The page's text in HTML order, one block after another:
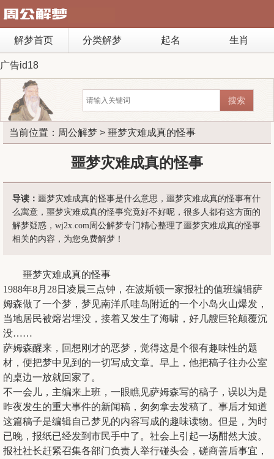
解梦首页 分类解梦 起名 生肖
广告id18
当前位置： 周公解梦 > 噩梦灾难成真的怪事
噩梦灾难成真的怪事
导读： 噩梦灾难成真的怪事是什么意思，噩梦灾难成真的怪事有什
么寓意，噩梦灾难成真的怪事究竟好不好呢，很多人都有这方面的
解梦疑惑，wj2x.com周公解梦专门精心整理了噩梦灾难成真的怪事
相关的内容，为您免费解梦！
噩梦灾难成真的怪事
1988年8月28日凌晨三点钟，在波斯顿一家报社的值班编辑萨
姆森做了一个梦，梦见南洋爪哇岛附近的一个小岛火山爆发，
当地居民被熔岩埋没，接着又发生了海啸，好几艘巨轮颠覆沉
没……
萨姆森醒来，回想刚才的恶梦，觉得这是个很有趣味性的题
材，便把梦中见到的一切写成文章。早上，他把稿子往办公室
的桌边一放就回家了。
不一会儿，主编来上班，一眼瞧见萨姆森写的稿子，误以为是
昨夜发生的重大事件的新闻稿，匆匆拿去发稿了。事后才知道
这篇稿子是编辑自己梦见的内容写成的趣味读物。但是，为时
已晚，报纸已经发到市民手中了。社会上引起一场酣然大波。
报社社长赶紧召集各部门负责人举行碰头会，磋商善后事宜，